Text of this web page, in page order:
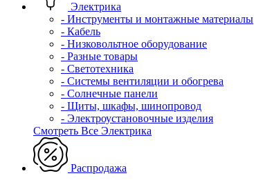
Электрика
- Инструменты и монтажные материалы
- Кабель
- Низковольтное оборудование
- Разные товары
- Светотехника
- Системы вентиляции и обогрева
- Солнечные панели
- Щиты, шкафы, шинопровод
- Электроустановочные изделия
Смотреть Все Электрика
Распродажа